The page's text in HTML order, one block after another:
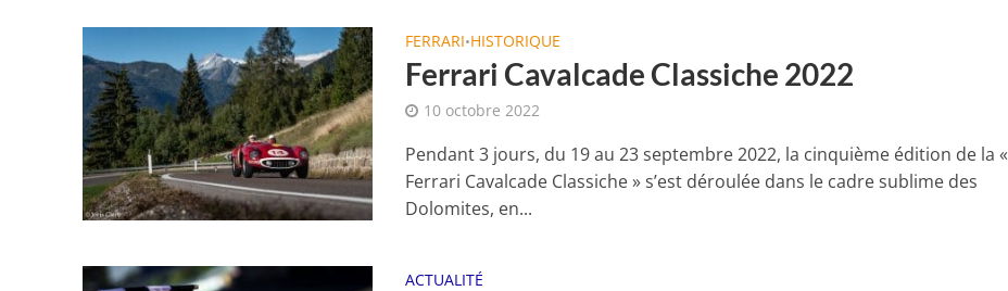
FERRARI•HISTORIQUE
Ferrari Cavalcade Classiche 2022
10 octobre 2022
Pendant 3 jours, du 19 au 23 septembre 2022, la cinquième édition de la «
Ferrari Cavalcade Classiche » s’est déroulée dans le cadre sublime des
Dolomites, en...
ACTUALITÉ